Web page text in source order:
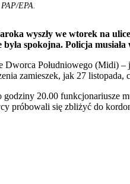
EPA.
wyszły we wtorek na
spokojna. Policja
Południowego (Midi) –
zamieszek, jak 27 listopada,
godziny 20.00
próbowali się zbliżyć do